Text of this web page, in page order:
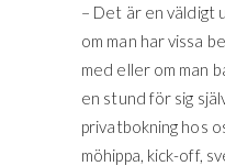
– Det är en väldigt
om man har vissa
med eller om man
en stund för sig
privatbokning hos
möhippa, kick-off,